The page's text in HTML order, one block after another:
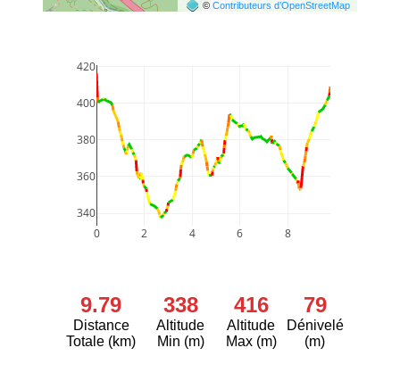
©Contributeurs d’OpenStreetMap
0 2 4 6 8
340
360
380
400
420
9.79
Distance
Totale (km)
338
Altitude
Min (m)
416
Altitude
Max (m)
79
Dénivelé
(m)